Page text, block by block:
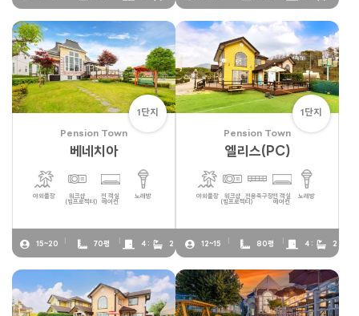
1단지
Pension Town
베네치아
야외풀장
워크샵
(빔프로젝터)
전 객실
에어컨
노래방
15~20 70평 4 : 2
1단지
Pension Town
엘리스(PC)
야외풀장
워크샵
(빔프로젝터)
전용족구장전 객실
에어컨
노래방
12~15 80평 4 : 2